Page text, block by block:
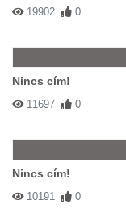
19902 0
Nincs cím!
11697 0
Nincs cím!
10191 0